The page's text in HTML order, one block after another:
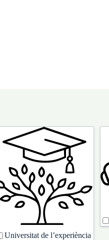
Universitat de l’experiència